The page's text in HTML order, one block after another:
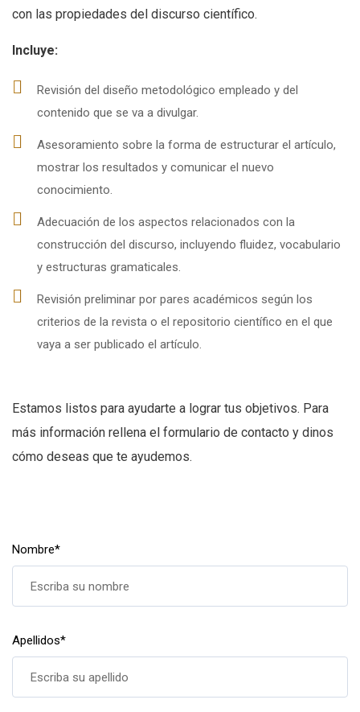
con las propiedades del discurso científico.
Incluye:
Revisión del diseño metodológico empleado y del
contenido que se va a divulgar.
Asesoramiento sobre la forma de estructurar el artículo,
mostrar los resultados y comunicar el nuevo
conocimiento.
Adecuación de los aspectos relacionados con la
construcción del discurso, incluyendo fluidez, vocabulario
y estructuras gramaticales.
Revisión preliminar por pares académicos según los
criterios de la revista o el repositorio científico en el que
vaya a ser publicado el artículo.
Estamos listos para ayudarte a lograr tus objetivos. Para
más información rellena el formulario de contacto y dinos
cómo deseas que te ayudemos.
Nombre*
Apellidos*